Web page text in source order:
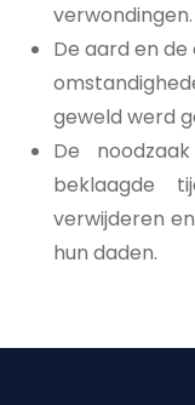
verwondingen.
De aard en
geweld werd
De
beklaagde
verwijderen
hun daden.